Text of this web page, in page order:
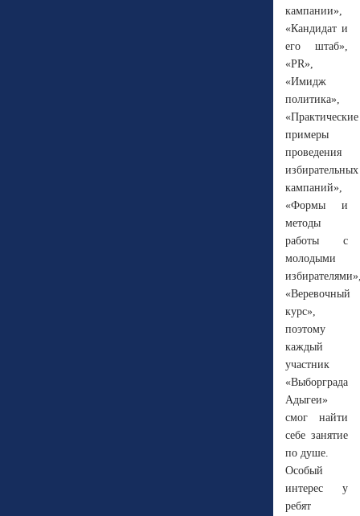
кампании»,
«Кандидат и
его штаб»,
«PR»,
«Имидж
политика»,
«Практические
примеры
проведения
избирательных
кампаний»,
«Формы и
методы
работы с
молодыми
«Веревочный
курс»,
поэтому
каждый
участник
«Выборграда
Адыгеи»
смог найти
себе занятие
по душе.
Особый
интерес у
ребят